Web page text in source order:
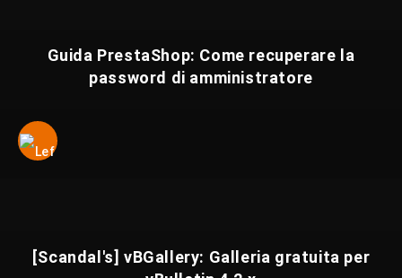
Guida PrestaShop: Come recuperare la
password di amministratore
[Scandal's] vBGallery: Galleria gratuita per